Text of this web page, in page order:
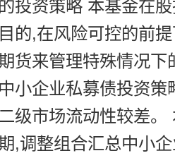
的投资策略 本基金在
目的,在风险可控的前
货来管理特殊情况
中小企业私募债投资
级市场流动性较差
,调整组合汇总中小